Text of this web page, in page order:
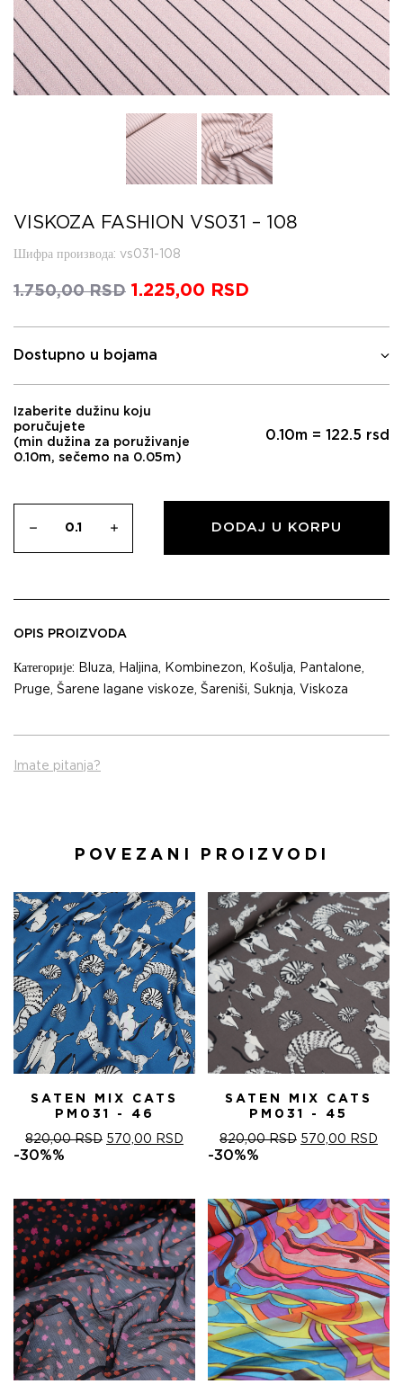
VISKOZA FASHION VS031 – 108
Шифра производа: vs031-108
1.750,00RSD Оригинална
је
била:
1.225,00 RSD
је:
Dostupno u bojama
Izaberite dužinu koju
poručujete
(min dužina za poruživanje
0.10m, sečemo na 0.05m)
0.10m = 122.5 rsd
DODAJ U KORPU
OPIS PROIZVODA
Категорије: Bluza, Haljina, Kombinezon, Košulja, Pantalone,
Pruge, Šarene lagane viskoze, Šareniši, Suknja, Viskoza
Imate pitanja?
POVEZANI PROIZVODI
SATEN MIX CATS
PM031 - 46
820,00RSD ОРИГИНАЛНА
820,00 RSD.
570,00 RSD ТРЕНУТНА
ЦЕНА
-30%%
SATEN MIX CATS
PM031 - 45
820,00RSD ОРИГИНАЛНА
820,00 RSD.
570,00 RSD
-30%%